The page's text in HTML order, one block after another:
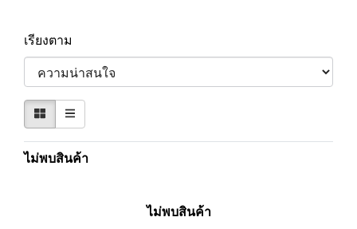
เรียงตาม
ไม่พบสินค้า
ไม่พบสินค้า